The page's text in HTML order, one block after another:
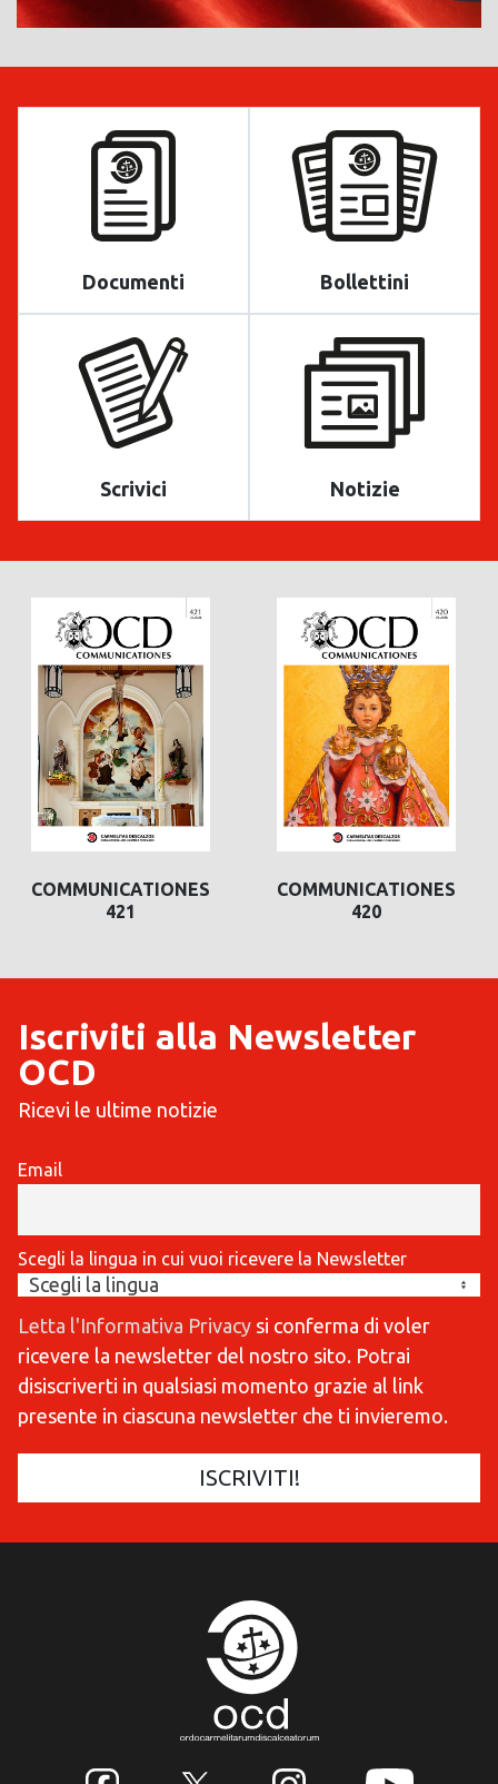
Documenti Bollettini
Scrivici Notizie
COMMUNICATIONES
421
COMMUNICATIONES
420
COMMUNICATIONES
Iscriviti alla Newsletter
OCD
Ricevi le ultime notizie
Email
Scegli la lingua in cui vuoi ricevere la Newsletter
Letta l'Informativa Privacy si conferma di voler
ricevere la newsletter del nostro sito. Potrai
disiscriverti in qualsiasi momento grazie al link
presente in ciascuna newsletter che ti invieremo.